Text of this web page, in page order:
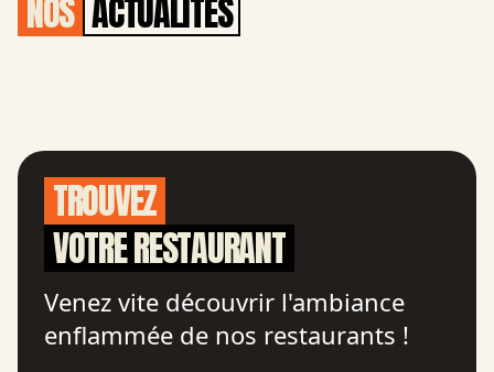
NOS ACTUALITÉS
TROUVEZ
VOTRE RESTAURANT
Venez vite découvrir l'ambiance
enflammée de nos restaurants !